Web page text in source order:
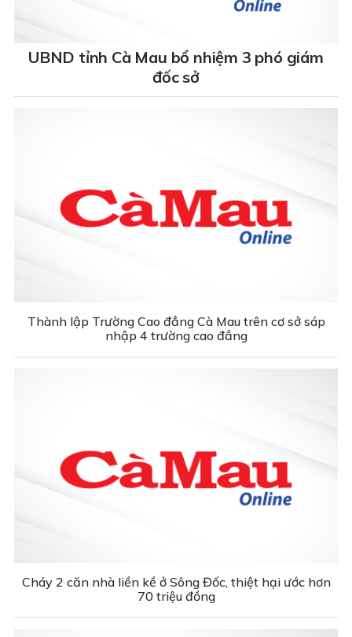
UBND tỉnh Cà Mau bổ nhiệm 3 phó giám
đốc sở
Thành lập Trường Cao đẳng Cà Mau trên cơ sở sáp
nhập 4 trường cao đẳng
Cháy 2 căn nhà liền kề ở Sông Đốc, thiệt hại ước hơn
70 triệu đồng